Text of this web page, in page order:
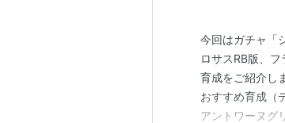
今回はガチャ「
ロサスRB版、
育成をご紹介し
おすすめ育成（
アントワーヌグ